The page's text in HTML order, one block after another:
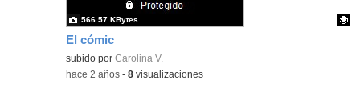
El cómic
Contenido educativo.
subido porCarolina V.
566.57 KBytes
-hace 2 años -8 visualizaciones